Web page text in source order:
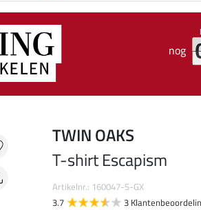
nog
TWIN OAKS
T-shirt Escapism
Artikelnr.: 160047-S-GX
3.7
3